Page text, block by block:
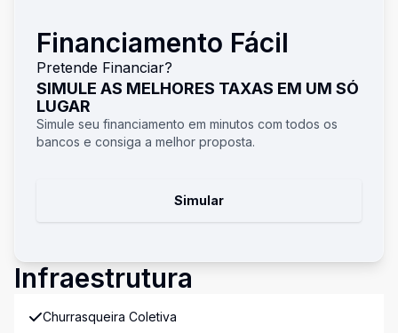
Financiamento Fácil
Pretende Financiar?
SIMULE AS MELHORES TAXAS EM UM SÓ
LUGAR
Simule seu financiamento em minutos com todos os
bancos e consiga a melhor proposta.
Simular
Infraestrutura
Churrasqueira Coletiva